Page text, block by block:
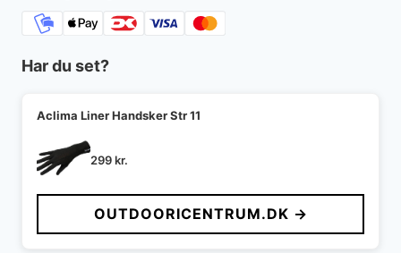
Har du set?
Aclima Liner Handsker Str 11
299kr.
OUTDOORICENTRUM.DK →